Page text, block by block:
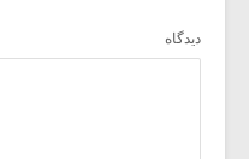
دیدگاه